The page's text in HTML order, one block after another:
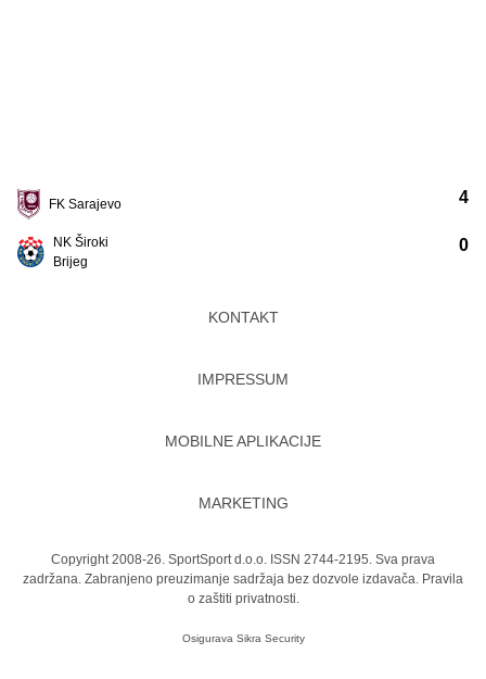
FK Sarajevo
NK Široki
Brijeg
4
0
KONTAKT
IMPRESSUM
MOBILNE APLIKACIJE
MARKETING
Copyright 2008-26. SportSport d.o.o. ISSN 2744-2195. Sva prava
zadržana. Zabranjeno preuzimanje sadržaja bez dozvole izdavača. Pravila
o zaštiti privatnosti.
Osigurava Sikra Security